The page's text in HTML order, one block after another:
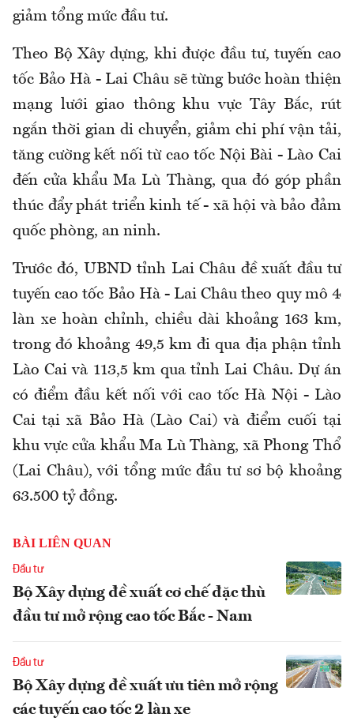
giảm tổng mức đầu tư.
Theo Bộ Xây dựng, khi được đầu tư, tuyến cao
tốc Bảo Hà - Lai Châu sẽ từng bước hoàn thiện
mạng lưới giao thông khu vực Tây Bắc, rút
ngắn thời gian di chuyển, giảm chi phí vận tải,
tăng cường kết nối từ cao tốc Nội Bài - Lào Cai
đến cửa khẩu Ma Lù Thàng, qua đó góp phần
thúc đẩy phát triển kinh tế - xã hội và bảo đảm
quốc phòng, an ninh.
Trước đó, UBND tỉnh Lai Châu đề xuất đầu tư
tuyến cao tốc Bảo Hà - Lai Châu theo quy mô 4
làn xe hoàn chỉnh, chiều dài khoảng 163 km,
trong đó khoảng 49,5 km đi qua địa phận tỉnh
Lào Cai và 113,5 km qua tỉnh Lai Châu. Dự án
có điểm đầu kết nối với cao tốc Hà Nội - Lào
Cai tại xã Bảo Hà (Lào Cai) và điểm cuối tại
khu vực cửa khẩu Ma Lù Thàng, xã Phong Thổ
(Lai Châu), với tổng mức đầu tư sơ bộ khoảng
63.500 tỷ đồng.
BÀI LIÊN QUAN
Đầu tư
Bộ Xây dựng đề xuất cơ chế đặc thù
đầu tư mở rộng cao tốc Bắc - Nam
Đầu tư
Bộ Xây dựng đề xuất ưu tiên mở rộng
các tuyến cao tốc 2 làn xe